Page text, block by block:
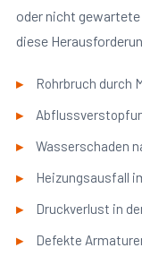
oder nicht gewartete
diese
Rohrbruch durch
Wasserschaden
Heizungsausfall
Druckverlust in
Defekte